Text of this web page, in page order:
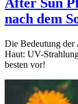
nach dem
Die Bedeutung der
Haut: UV-
besten vor!